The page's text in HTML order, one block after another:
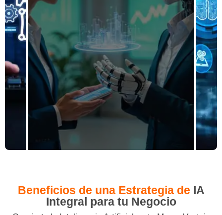
Beneficios de una Estrategia de IA
Integral para tu Negocio